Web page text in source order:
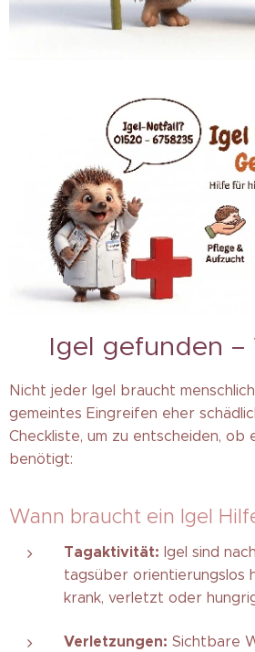
🆘 Igel gefunden
Nicht jeder Igel braucht
gemeintes Eingreifen eher
Checkliste, um zu entscheiden, ob
benötigt:
Wann braucht ein Igel
Tagaktivität: Igel sind
tagsüber orientierungslos
krank, verletzt oder
Verletzungen: Sichtbare